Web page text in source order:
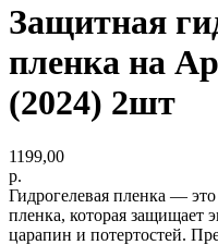
Защитная
пленка на
(2024) 2шт
1199,00
р.
Гидрогелевая пленка —
пленка, которая защищает
царапин и потертостей.